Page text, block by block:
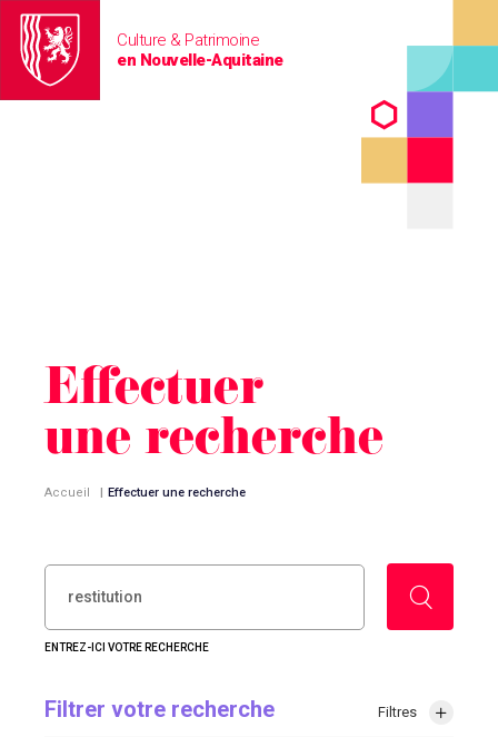
Culture & Patrimoine
en Nouvelle-Aquitaine
Effectuer
une recherche
Accueil | Effectuer une recherche
RECHERCHER :
ENTREZ-ICI VOTRE RECHERCHE
Filtrer votre recherche Filtres